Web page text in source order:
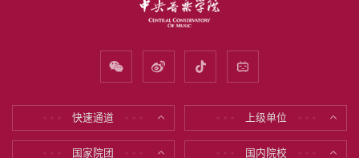
快速通道 上级单位
国家院团 国内院校